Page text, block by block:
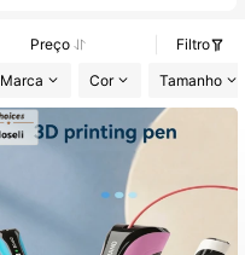
Preço
Filtro
Marca Cor Tamanho